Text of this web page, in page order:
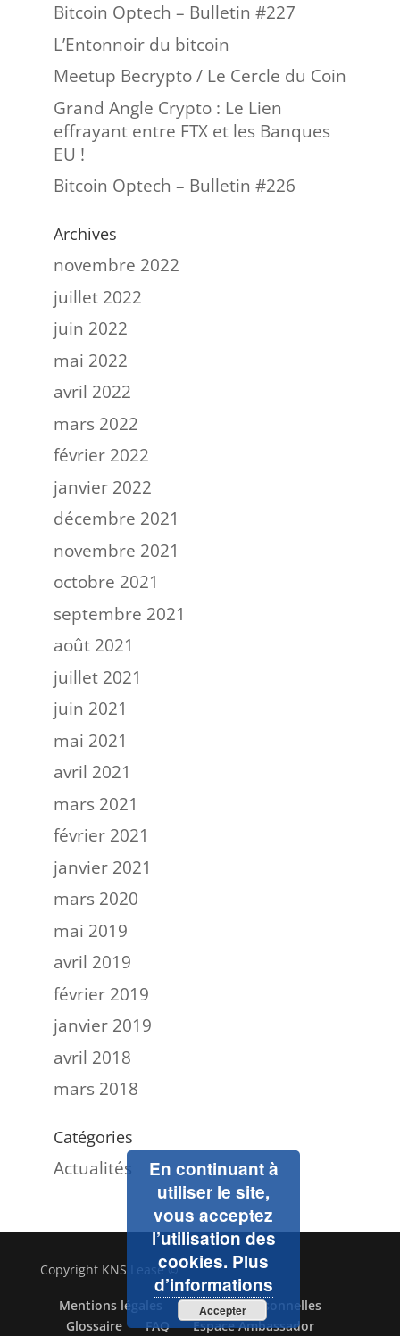
Bitcoin Optech – Bulletin #227
L’Entonnoir du bitcoin
Meetup Becrypto / Le Cercle du Coin
Grand Angle Crypto : Le Lien
effrayant entre FTX et les Banques
EU !
Bitcoin Optech – Bulletin #226
Archives
novembre 2022
juillet 2022
juin 2022
mai 2022
avril 2022
mars 2022
février 2022
janvier 2022
décembre 2021
novembre 2021
octobre 2021
septembre 2021
août 2021
juillet 2021
juin 2021
mai 2021
avril 2021
mars 2021
février 2021
janvier 2021
mars 2020
mai 2019
avril 2019
février 2019
janvier 2019
avril 2018
mars 2018
Catégories
Actualités
Copyright KNS Lease ©
Mentions légales
Données personnelles
Glossaire
FAQ Espace Ambassador
En continuant à
utiliser le site,
vous acceptez
l’utilisation des
cookies. Plus
d’informations
Accepter